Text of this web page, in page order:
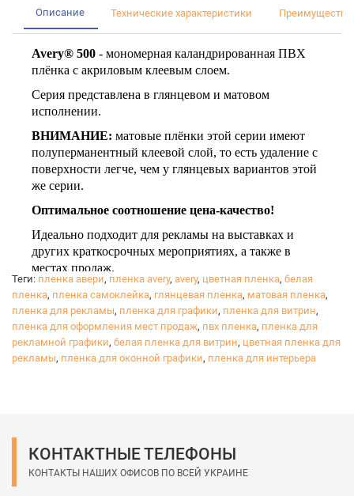
Описание Технические характеристики Преимущества
Avery® 500 - мономерная каландрированная ПВХ
плёнка с акриловым клеевым слоем.
Серия представлена в глянцевом и матовом
исполнении.
ВНИМАНИЕ: матовые плёнки этой серии имеют
полуперманентный клеевой слой, то есть удаление с
поверхности легче, чем у глянцевых вариантов этой
же серии.
Оптимальное соотношение цена-качество!
Идеально подходит для рекламы на выставках и
других краткосрочных мероприятиях, а также в
местах продаж.
Соответствует международным стандартам
пожарной безопасности.
Теги: пленка авери, пленка avery, avery, цветная пленка, белая
пленка, пленка самоклейка, глянцевая пленка, матовая пленка,
пленка для рекламы, пленка для графики, пленка для витрин,
пленка для оформления мест продаж, пвх пленка, пленка для
рекламной графики, белая пленка для витрин, цветная пленка для
рекламы, пленка для оконной графики, пленка для интерьера
КОНТАКТНЫЕ ТЕЛЕФОНЫ
КОНТАКТЫ НАШИХ ОФИСОВ ПО ВСЕЙ УКРАИНЕ